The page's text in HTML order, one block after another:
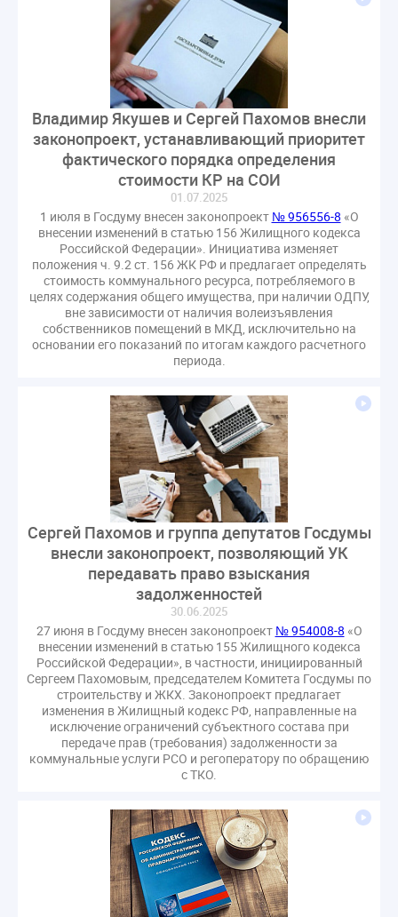
Владимир Якушев и Сергей Пахомов внесли
законопроект, устанавливающий приоритет
фактического порядка определения
стоимости КР на СОИ
01.07.2025
1 июля в Госдуму внесен законопроект № 956556-8 «О
внесении изменений в статью 156 Жилищного кодекса
Российской Федерации». Инициатива изменяет
положения ч. 9.2 ст. 156 ЖК РФ и предлагает определять
стоимость коммунального ресурса, потребляемого в
целях содержания общего имущества, при наличии ОДПУ,
вне зависимости от наличия волеизъявления
собственников помещений в МКД, исключительно на
основании его показаний по итогам каждого расчетного
периода.
Сергей Пахомов и группа депутатов Госдумы
внесли законопроект, позволяющий УК
передавать право взыскания
задолженностей
30.06.2025
27 июня в Госдуму внесен законопроект № 954008-8 «О
внесении изменений в статью 155 Жилищного кодекса
Российской Федерации», в частности, инициированный
Сергеем Пахомовым, председателем Комитета Госдумы по
строительству и ЖКХ. Законопроект предлагает
изменения в Жилищный кодекс РФ, направленные на
исключение ограничений субъектного состава при
передаче прав (требования) задолженности за
коммунальные услуги РСО и регоператору по обращению
с ТКО.